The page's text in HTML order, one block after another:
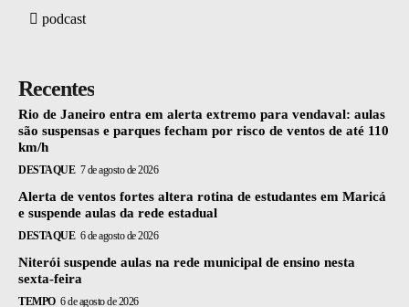
podcast
Recentes
Rio de Janeiro entra em alerta extremo para vendaval: aulas
são suspensas e parques fecham por risco de ventos de até 110
km/h
DESTAQUE 7 de agosto de 2026
Alerta de ventos fortes altera rotina de estudantes em Maricá
e suspende aulas da rede estadual
DESTAQUE 6 de agosto de 2026
Niterói suspende aulas na rede municipal de ensino nesta
sexta-feira
TEMPO 6 de agosto de 2026